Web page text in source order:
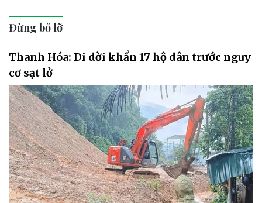
Đừng bỏ lỡ
Thanh Hóa: Di dời khẩn 17 hộ dân trước nguy
cơ sạt lở